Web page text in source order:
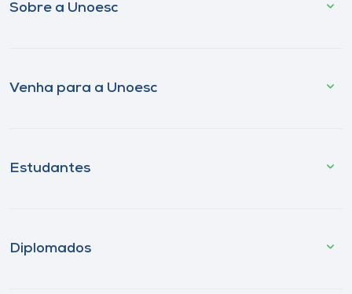
Sobre a Unoesc
Venha para a Unoesc
Estudantes
Diplomados